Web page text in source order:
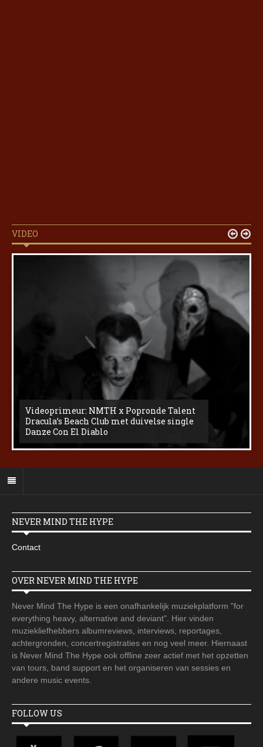
VIDEO
Videoprimeur: NMTH x Popronde Talent
Dracula’s Beach Club met duivelse single
Danze Con El Diablo
 
NEVER MIND THE HYPE
Contact
OVER NEVER MIND THE HYPE
Never Mind The Hype is een onafhankelijk muziekplatform "for
everything heavy, alternative and deviant". Hier vinden
muziekliefhebbers albumreviews, interviews, reportages,
achtergronden, concertregistraties en nog veel meer. Hiernaast
is Never Mind The Hype ook offline zeer actief met het opzetten
van tours, band support en het organiseren van sessies en
andere music events.
FOLLOW US